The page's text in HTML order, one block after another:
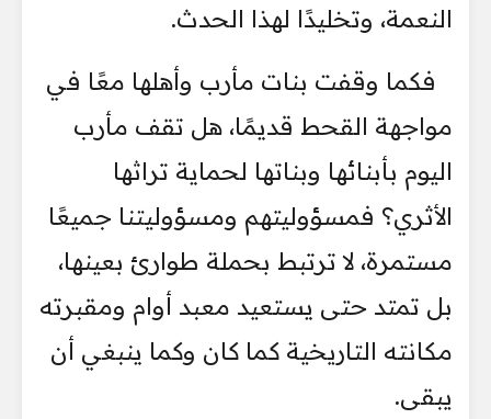
النعمة، وتخليدًا لهذا الحدث.
فكما وقفت بنات مأرب وأهلها معًا في
مواجهة القحط قديمًا، هل تقف مأرب
اليوم بأبنائها وبناتها لحماية تراثها
الأثري؟ فمسؤوليتهم ومسؤوليتنا جميعًا
مستمرة، لا ترتبط بحملة طوارئ بعينها،
بل تمتد حتى يستعيد معبد أوام ومقبرته
مكانته التاريخية كما كان وكما ينبغي أن
يبقى.